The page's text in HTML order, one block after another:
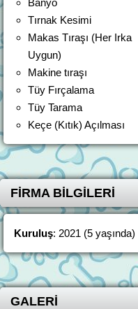
Banyo
Tırnak Kesimi
Makas Tıraşı (Her Irka
Uygun)
Makine tıraşı
Tüy Fırçalama
Tüy Tarama
Keçe (Kıtık) Açılması
FİRMA BİLGİLERİ
Kuruluş: 2021 (5 yaşında)
GALERİ